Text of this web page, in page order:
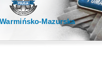
Mazurska